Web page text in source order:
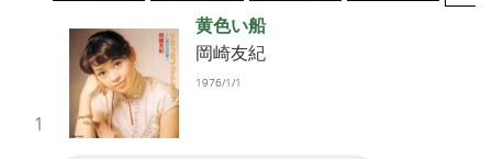
1
黄色い船
岡崎友紀
1976/1/1